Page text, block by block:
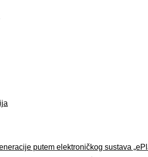
putem elektroničkog sustava